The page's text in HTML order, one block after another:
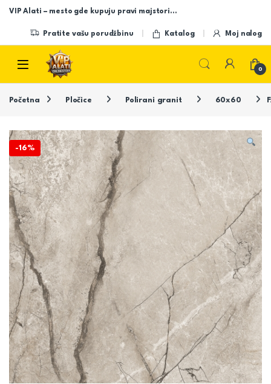
Skip to navigation
Skip to content
VIP Alati – mesto gde kupuju pravi majstori…
Pratite vašu porudžbinu Katalog Moj nalog
Open
0
Početna Pločice Polirani granit 60x60
-16%